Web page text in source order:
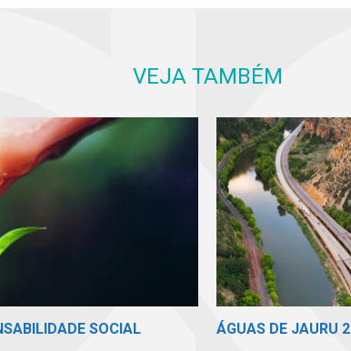
VEJA TAMBÉM
SOCIAL ÁGUAS DE JAURU 2